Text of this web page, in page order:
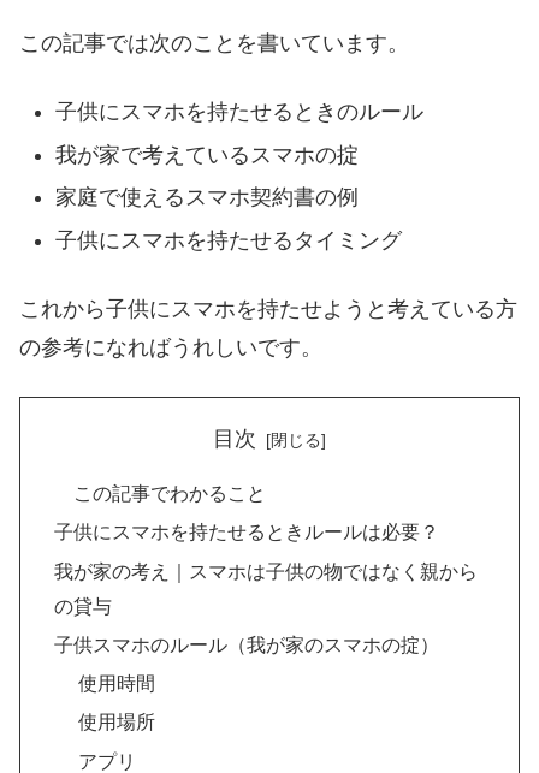
この記事では次のことを書いています。
子供にスマホを持たせるときのルール
我が家で考えているスマホの掟
家庭で使えるスマホ契約書の例
子供にスマホを持たせるタイミング
これから子供にスマホを持たせようと考えている方
の参考になればうれしいです。
目次
この記事でわかること
子供にスマホを持たせるときルールは必要？
我が家の考え｜スマホは子供の物ではなく親から
の貸与
子供スマホのルール（我が家のスマホの掟）
使用時間
使用場所
アプリ